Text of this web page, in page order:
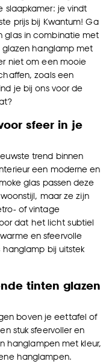
slaapkamer: je vindt
prijs bij Kwantum! Ga
glas in combinatie met
hanglamp met
niet om een mooie
zoals een
je bij ons voor de
sfeer in je
trend binnen
een moderne en
glas passen deze
maar ze zijn
of vintage
dat het licht subtiel
en sfeervolle
hanglamp bij uitstek
tinten glazen
boven je eettafel of
stuk sfeervoller en
hanglampen met kleur,
hanglampen.